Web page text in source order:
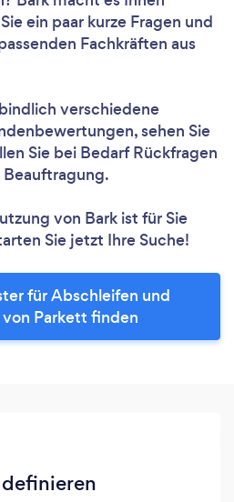
ein paar kurze Fragen und
Fachkräften aus
verschiedene
sehen Sie
Sie bei Bedarf Rückfragen
Beauftragung.
von Bark ist für Sie
Sie jetzt Ihre Suche!
für Abschleifen und
Parkett finden